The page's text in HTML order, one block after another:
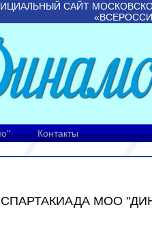
САЙТ
Контакты
СПАРТАКИАДА МОО